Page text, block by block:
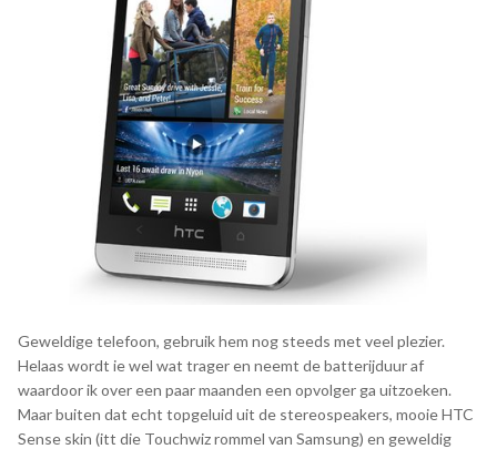
Geweldige telefoon, gebruik hem nog steeds met veel plezier.
Helaas wordt ie wel wat trager en neemt de batterijduur af
waardoor ik over een paar maanden een opvolger ga uitzoeken.
Maar buiten dat echt topgeluid uit de stereospeakers, mooie HTC
Sense skin (itt die Touchwiz rommel van Samsung) en geweldig